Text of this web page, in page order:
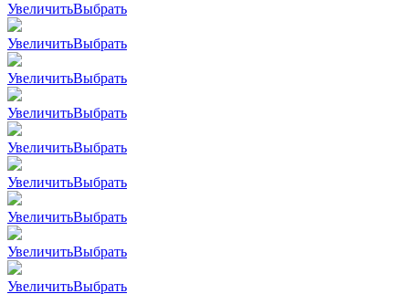
УвеличитьВыбрать
УвеличитьВыбрать
УвеличитьВыбрать
УвеличитьВыбрать
УвеличитьВыбрать
УвеличитьВыбрать
УвеличитьВыбрать
УвеличитьВыбрать
УвеличитьВыбрать